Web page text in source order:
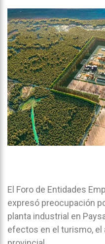
El Foro de Entidades
expresó preocupación
planta industrial en
efectos en el turismo, el